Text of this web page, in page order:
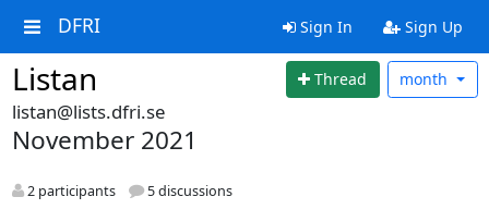
DFRI Sign In Sign Up
Listan Thread month
listan@lists.dfri.se
November 2021
2 participants 5 discussions